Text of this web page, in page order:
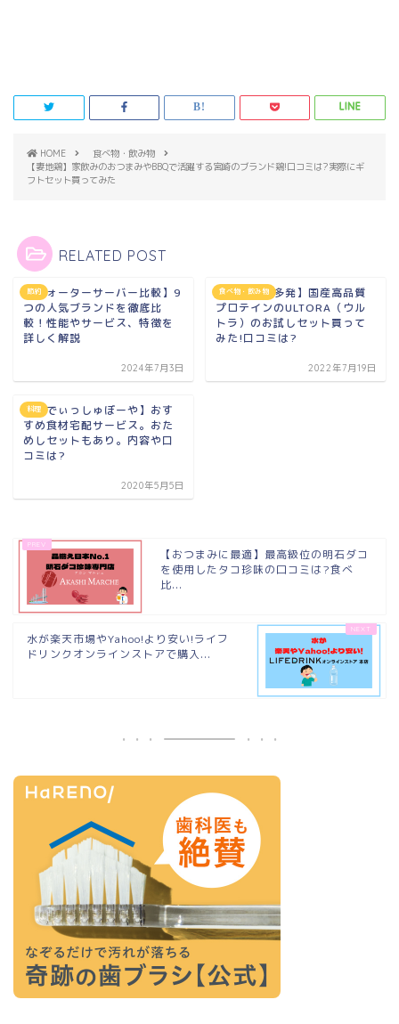
HOME
食べ物・飲み物
【妻地鶏】家飲みのおつまみやBBQで活躍する宮崎のブランド鶏!口コミは?実際にギ
フトセット買ってみた
RELATED POST
節約
【ウォーターサーバー比較】9
つの人気ブランドを徹底比
較！性能やサービス、特徴を
詳しく解説
2024年7月3日
食べ物・飲み物
【売り切れ多発】国産高品質
プロテインのULTORA（ウル
トラ）のお試しセット買って
みた!口コミは?
2022年7月19日
料理
【らでぃっしゅぼーや】おす
すめ食材宅配サービス。おた
めしセットもあり。内容や口
コミは?
2020年5月5日
【おつまみに最適】最高級位の明石ダコ
を使用したタコ珍味の口コミは?食べ
比...
水が楽天市場やYahoo!より安い!ライフ
ドリンクオンラインストアで購入...